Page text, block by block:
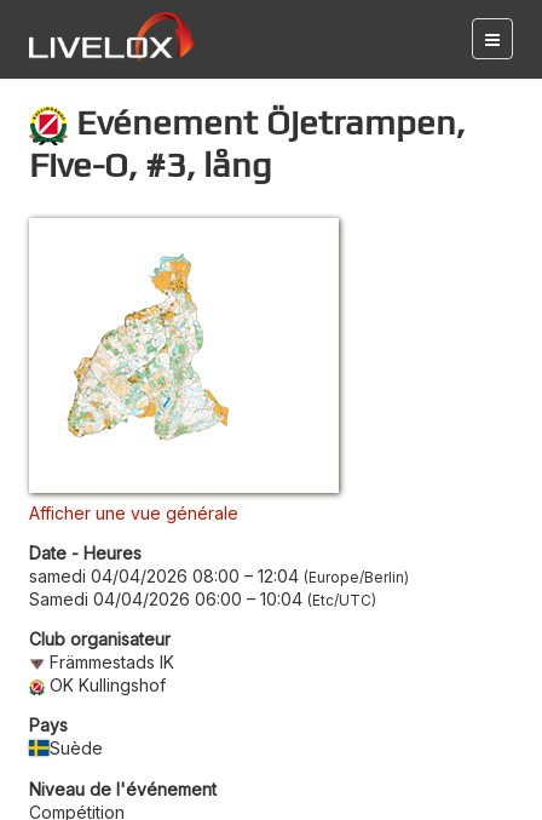
Evénement Öjetrampen,
Five-O, #3, lång
Afficher une vue générale
Date - Heures
samedi 04/04/2026 08:00 – 12:04 Europe/Berlin
Samedi 04/04/2026 06:00 – 10:04 Etc/UTC
Club organisateur
Främmestads IK
OK Kullingshof
Pays
Suède
Niveau de l'événement
Compétition